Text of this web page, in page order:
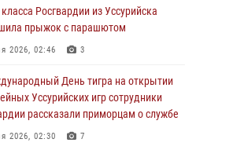
оружия рассмотрели на заседании
комиссии
во дворе жилого дома
вневедомственной охраны
запрещенные растения
Росгвардии из Уссурийска
прыжок с парашютом
2026, 02:46 3
День тигра на открытии
Уссурийских игр сотрудники
рассказали приморцам о службе
2026, 02:30 7